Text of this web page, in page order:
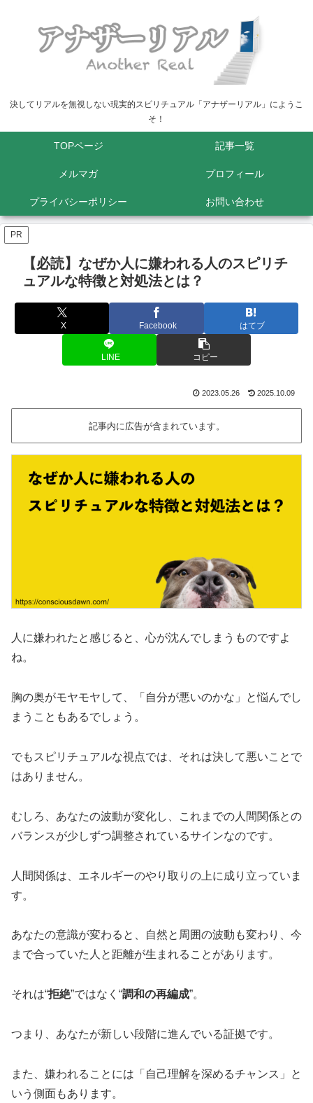
決してリアルを無視しない現実的スピリチュアル「アナザーリアル」にようこ
そ！
TOPページ 記事一覧
メルマガ プロフィール
プライバシーポリシー お問い合わせ
PR
【必読】なぜか人に嫌われる人のスピリチ
ュアルな特徴と対処法とは？
X Facebook はてブ
LINE コピー
2023.05.26 2025.10.09
記事内に広告が含まれています。
人に嫌われたと感じると、心が沈んでしまうものですよ
ね。
胸の奥がモヤモヤして、「自分が悪いのかな」と悩んでし
まうこともあるでしょう。
でもスピリチュアルな視点では、それは決して悪いことで
はありません。
むしろ、あなたの波動が変化し、これまでの人間関係との
バランスが少しずつ調整されているサインなのです。
人間関係は、エネルギーのやり取りの上に成り立っていま
す。
あなたの意識が変わると、自然と周囲の波動も変わり、今
まで合っていた人と距離が生まれることがあります。
それは“拒絶”ではなく“調和の再編成”。
つまり、あなたが新しい段階に進んでいる証拠です。
また、嫌われることには「自己理解を深めるチャンス」と
いう側面もあります。